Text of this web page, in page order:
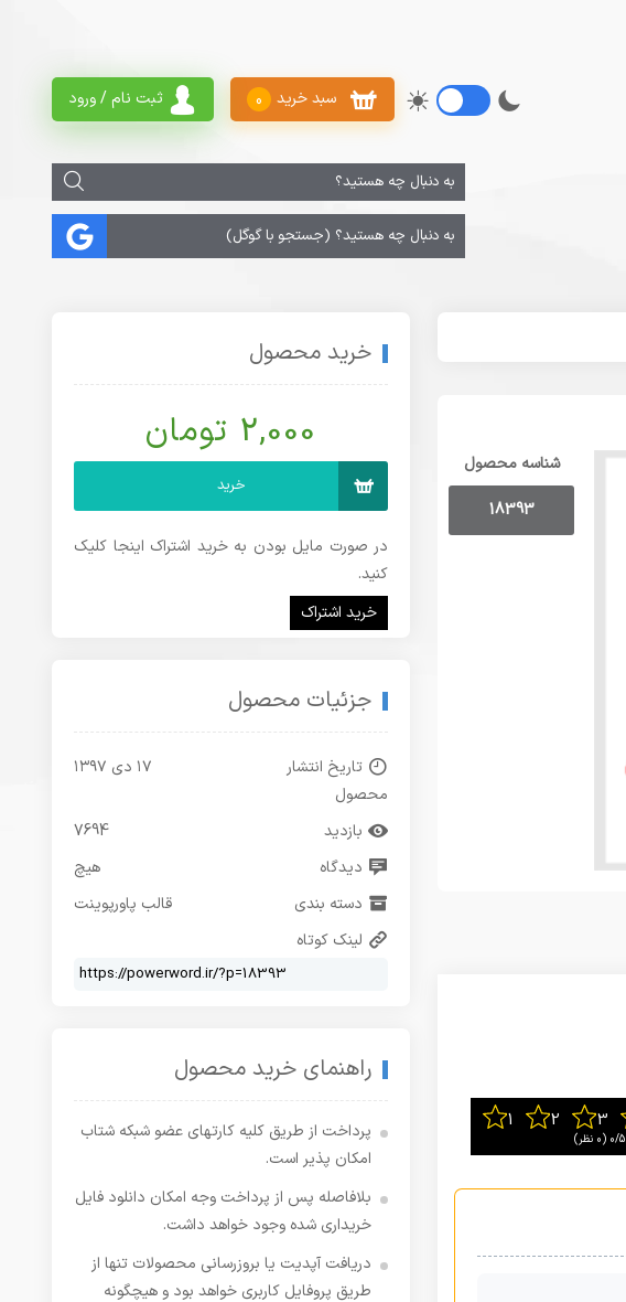
ثبت نام / ورود سبد خرید 0
شناسه محصول
18393
0/5 ‫(0 نظر)
خرید محصول
2,000 تومان
خرید
در صورت مایل بودن به خرید اشتراک اینجا کلیک
کنید.
خرید اشتراک
جزئیات محصول
تاریخ انتشار
محصول
۱۷ دی ۱۳۹۷
بازدید
7694
دیدگاه
هیچ
دسته بندی
قالب پاورپوینت
لینک کوتاه
راهنمای خرید محصول
پرداخت از طریق کلیه کارتهای عضو شبکه شتاب
امکان پذیر است.
بلافاصله پس از پرداخت وجه امکان دانلود فایل
خریداری شده وجود خواهد داشت.
دریافت آپدیت یا بروزرسانی محصولات تنها از
طریق پروفایل کاربری خواهد بود و هیچگونه